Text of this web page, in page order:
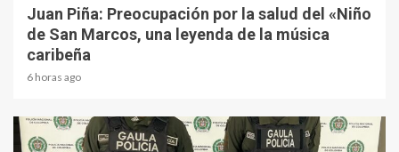
Juan Piña: Preocupación por la salud del «Niño
de San Marcos, una leyenda de la música
caribeña
6 horas ago